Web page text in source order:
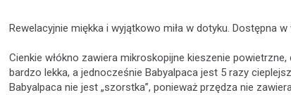
Rewelacyjnie miękka i wyjątkowo miła w dotyku. Dostępna
Cienkie włókno zawiera mikroskopijne kieszenie
bardzo lekka, a jednocześnie Babyalpaca jest 5 razy
Babyalpaca nie jest „szorstka”, ponieważ przędza nie